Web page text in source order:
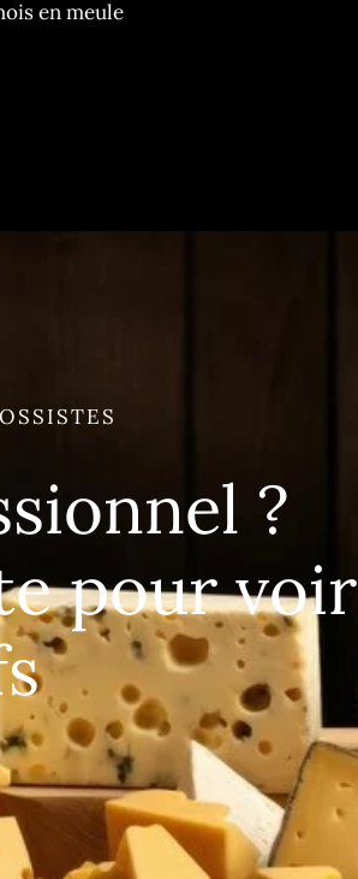
en meule
?
pour voir